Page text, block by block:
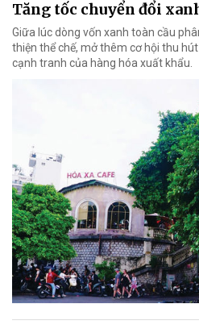
Tăng tốc chuyển đổi
Giữa lúc dòng vốn xanh toàn cầu
thiện thể chế, mở thêm cơ hội thu
cạnh tranh của hàng hóa xuất khẩu.